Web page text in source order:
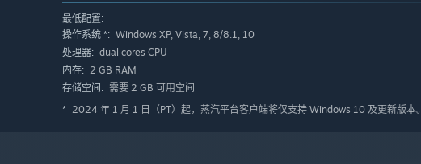
最低配置:
操作系统 *: Windows XP, Vista, 7, 8/8.1, 10
处理器: dual cores CPU
内存: 2 GB RAM
存储空间: 需要 2 GB 可用空间
* 2024 年 1 月 1 日（PT）起，蒸汽平台客户端将仅支持 Windows 10 及更新版本。